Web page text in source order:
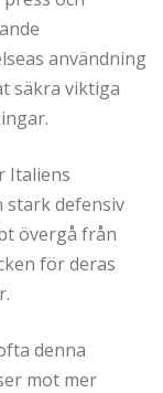
användning
säkra viktiga
Italiens
stark defensiv
övergå från
för deras
denna
mot mer